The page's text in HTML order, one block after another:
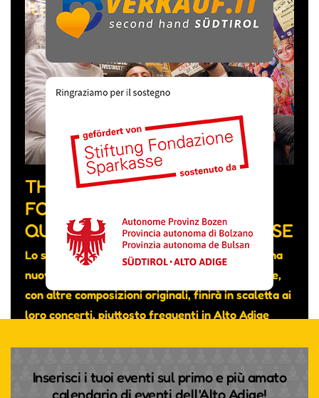
THE FEVER WEEK, LA BAND
FORMATA DA MUSICISTI DI
QUATTRO NAZIONALITÀ DIVERSE
Lo scorso mese hanno pubblicato su YouTube una
nuova canzone intitolata “Really don’t care” che,
con altre composizioni originali, finirà in scaletta ai
loro concerti, piuttosto frequenti in Alto Adige
Inserisci i tuoi eventi sul primo e più amato
calendario di eventi dell'Alto Adige!